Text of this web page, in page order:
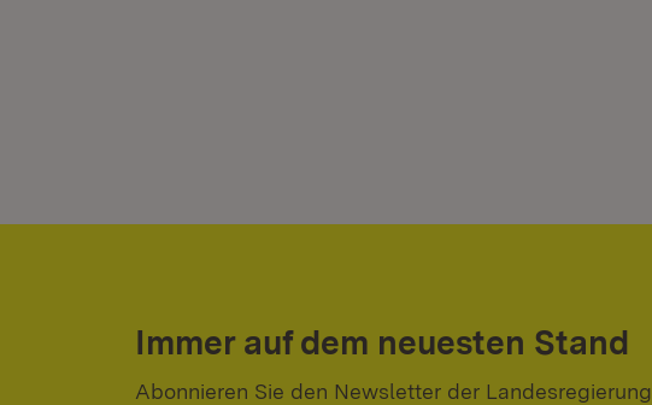
Immer auf dem neuesten Stand
Abonnieren Sie den Newsletter der Landesregierung.